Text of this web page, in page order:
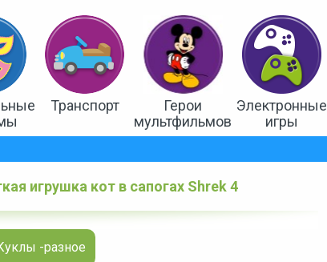
Транспорт
Герои
мультфильмов
Электронные
игры
игрушка кот в сапогах Shrek 4
-разное